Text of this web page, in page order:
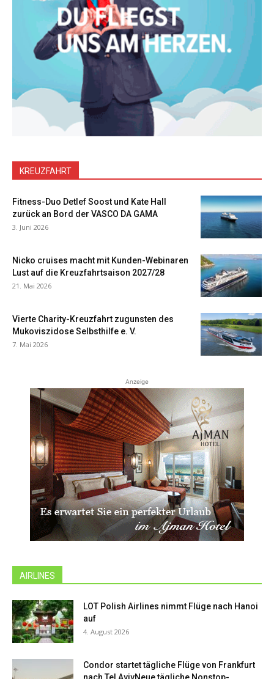
KREUZFAHRT
Fitness-Duo Detlef Soost und Kate Hall
zurück an Bord der VASCO DA GAMA
3. Juni 2026
Nicko cruises macht mit Kunden-Webinaren
Lust auf die Kreuzfahrtsaison 2027/28
21. Mai 2026
Vierte Charity-Kreuzfahrt zugunsten des
Mukoviszidose Selbsthilfe e. V.
7. Mai 2026
Anzeige
AIRLINES
LOT Polish Airlines nimmt Flüge nach Hanoi
auf
4. August 2026
Condor startet tägliche Flüge von Frankfurt
nach Tel AvivNeue tägliche Nonstop-